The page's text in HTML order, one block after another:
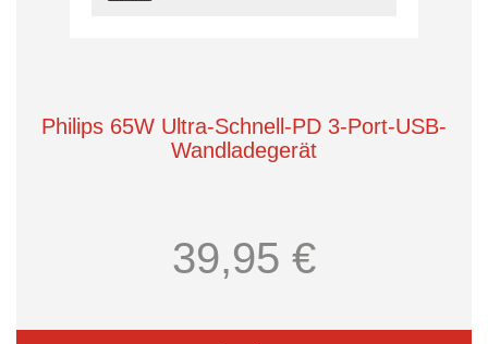
Philips 65W Ultra-Schnell-PD 3-Port-USB-
Wandladegerät
39,95 €